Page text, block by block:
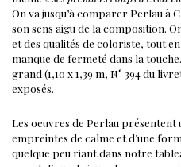
On va jusqu’à comparer Perlau à
son sens aigu de la composition.
et des qualités de coloriste, tout
manque de fermeté dans la touche.
grand (1,10 x 1,39 m, N° 394 du
exposés.
Les oeuvres de Perlau
empreintes de calme et d’une
quelque peu riant dans notre